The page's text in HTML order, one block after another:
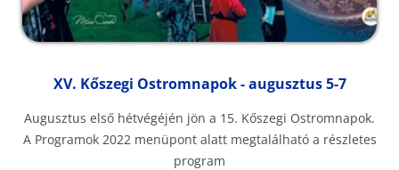
XV. Kőszegi Ostromnapok - augusztus 5-7
Augusztus első hétvégéjén jön a 15. Kőszegi Ostromnapok.
A Programok 2022 menüpont alatt megtalálható a részletes
program